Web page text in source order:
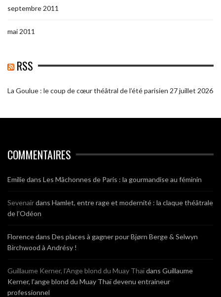
septembre 2011
mai 2011
RSS
La Goulue : le coup de cœur théâtral de l’été parisien 27 juillet 2026
COMMENTAIRES
Emiliedans Les Mâchonnes de Paris : la gourmandise au féminin
Sevenairdans Hamlet, entre rage et modernité : la claque théâtrale
de l’Odéon
Florencedans Des places à gagner pour Bjørn Berge & Selwyn
Birchwood à Andrésy !
Guillaume Kerner, l’Ange blond du Muay Thaïdans Guillaume
Kerner, l’ange blond du Muay Thaï devenu entraineur
professionnel